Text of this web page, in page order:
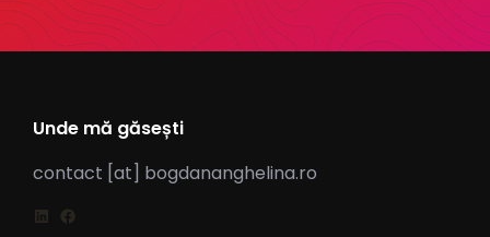
Unde mă găsești
contact [at] bogdananghelina.ro